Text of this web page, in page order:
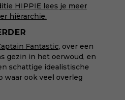
HIPPIE lees je meer
hiërarchie.
Fantastic, over een
gezin in het oerwoud, en
schattige idealistische
waar ook veel overleg